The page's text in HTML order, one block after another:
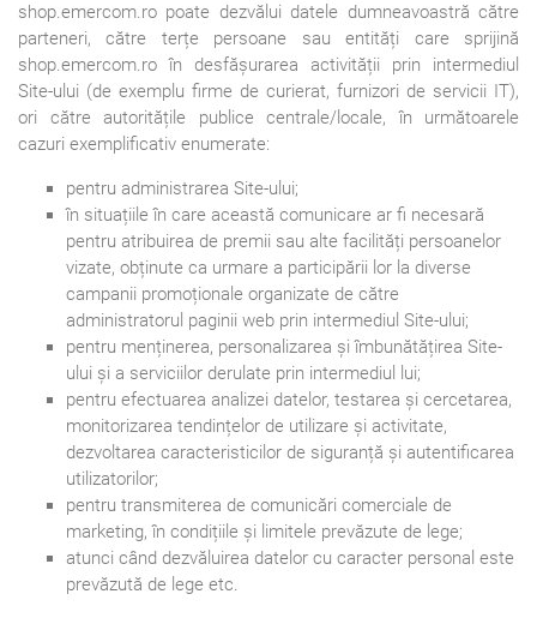
shop.emercom.ro poate dezvălui datele dumneavoastră către
parteneri, către terțe persoane sau entități care sprijină
shop.emercom.ro în desfășurarea activității prin intermediul
Site-ului (de exemplu firme de curierat, furnizori de servicii IT),
ori către autoritățile publice centrale/locale, în următoarele
cazuri exemplificativ enumerate:
pentru administrarea Site-ului;
în situațiile în care această comunicare ar fi necesară
pentru atribuirea de premii sau alte facilități persoanelor
vizate, obținute ca urmare a participării lor la diverse
campanii promoționale organizate de către
administratorul paginii web prin intermediul Site-ului;
pentru menținerea, personalizarea și îmbunătățirea Site-
ului și a serviciilor derulate prin intermediul lui;
pentru efectuarea analizei datelor, testarea și cercetarea,
monitorizarea tendințelor de utilizare și activitate,
dezvoltarea caracteristicilor de siguranță și autentificarea
utilizatorilor;
pentru transmiterea de comunicări comerciale de
marketing, în condițiile și limitele prevăzute de lege;
atunci când dezvăluirea datelor cu caracter personal este
prevăzută de lege etc.